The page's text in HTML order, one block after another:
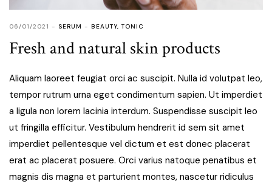
06/01/2021 SERUM BEAUTY,TONIC
Fresh and natural skin products
Aliquam laoreet feugiat orci ac suscipit. Nulla id volutpat leo,
tempor rutrum urna eget condimentum sapien. Ut imperdiet
a ligula non lorem lacinia interdum. Suspendisse suscipit leo
ut fringilla efficitur. Vestibulum hendrerit id sem sit amet
imperdiet pellentesque vel dictum et est donec placerat
erat ac placerat posuere. Orci varius natoque penatibus et
magnis dis magna et parturient montes, nascetur ridiculus